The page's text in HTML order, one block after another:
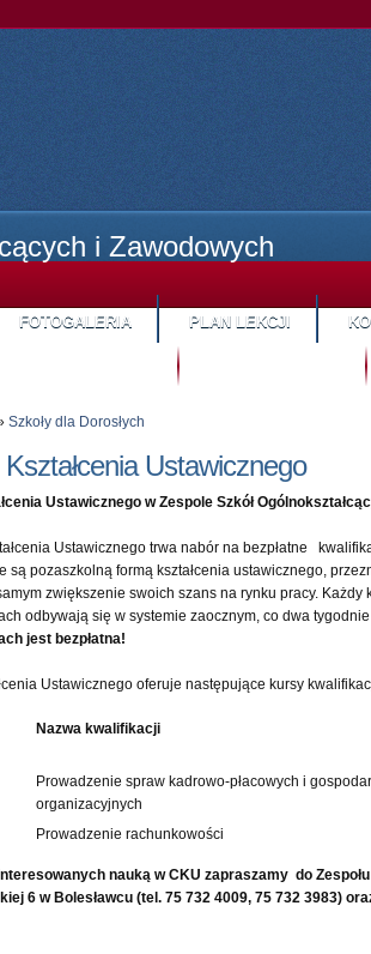
i Zawodowych
FOTOGALERIA PLAN LEKCJI
Szkoły dla Dorosłych
Ustawicznego
Ustawicznego w Zespole Szkół
Ustawicznego trwa nabór na bezpłatne
są pozaszkolną formą kształcenia ustawicznego,
zwiększenie swoich szans na rynku pracy.
odbywają się w systemie zaocznym, co dwa
jest bezpłatna!
Ustawicznego oferuje następujące kursy
Nazwa kwalifikacji
Prowadzenie spraw kadrowo-płacowych i
organizacyjnych
Prowadzenie rachunkowości
nauką w CKU zapraszamy do
6 w Bolesławcu (tel. 75 732 4009, 75 732 3983)